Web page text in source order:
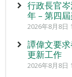
行政長官
年 – 第四屆
2026年8月8日
譚偉文要
更新工作
2026年8月8日